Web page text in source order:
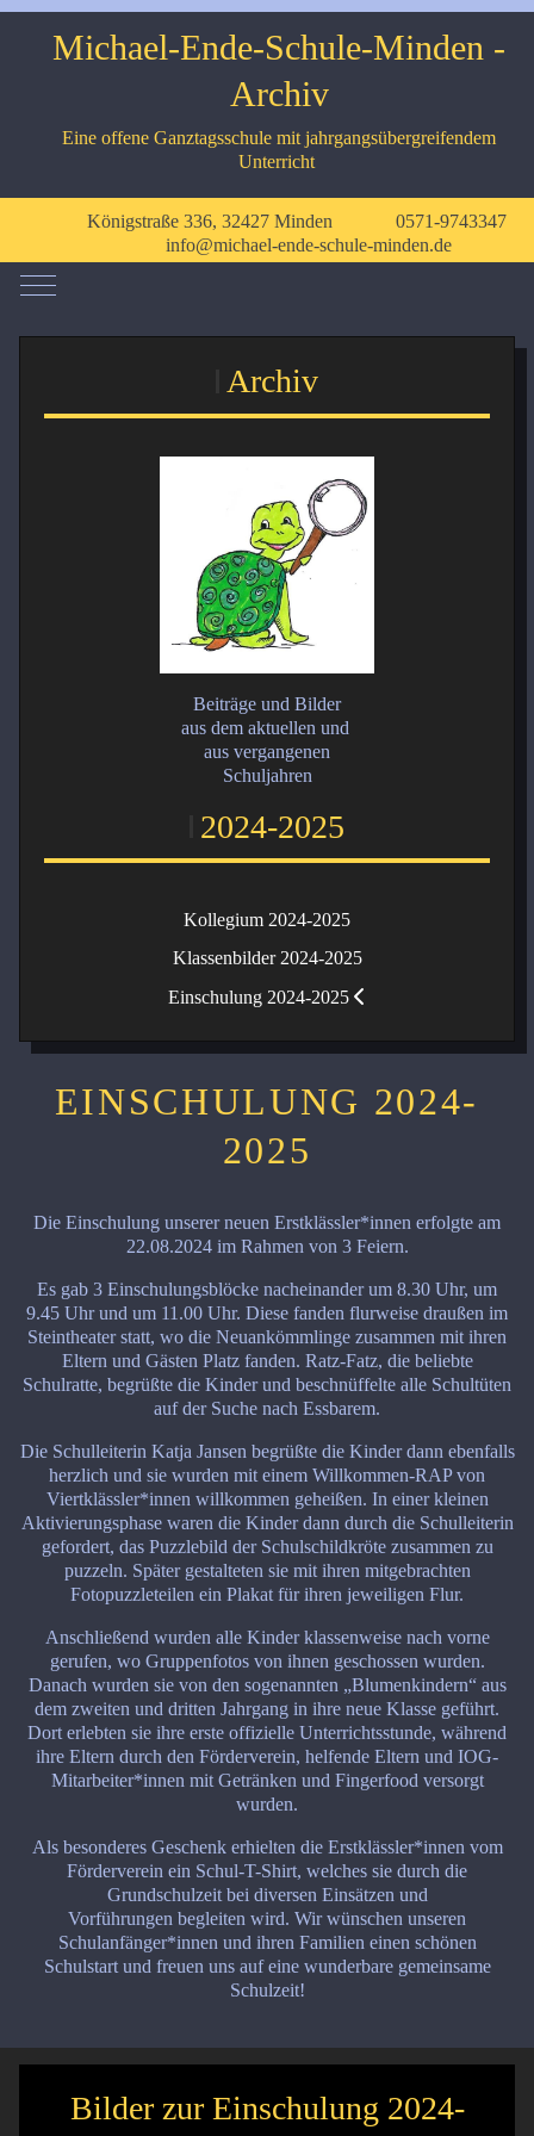
Michael-Ende-Schule-Minden -
Archiv
Eine offene Ganztagsschule mit jahrgangsübergreifendem
Unterricht
Königstraße 336, 32427 Minden
0571-9743347
info@michael-ende-schule-minden.de
Mobile Menu Toggle
Archiv
Beiträge und Bilder
aus dem aktuellen und
aus vergangenen
Schuljahren
2024-2025
Kollegium 2024-2025
Klassenbilder 2024-2025
Einschulung 2024-2025
EINSCHULUNG 2024-
2025
Die Einschulung unserer neuen Erstklässler*innen erfolgte am
22.08.2024 im Rahmen von 3 Feiern.
Es gab 3 Einschulungsblöcke nacheinander um 8.30 Uhr, um
9.45 Uhr und um 11.00 Uhr. Diese fanden flurweise draußen im
Steintheater statt, wo die Neuankömmlinge zusammen mit ihren
Eltern und Gästen Platz fanden. Ratz-Fatz, die beliebte
Schulratte, begrüßte die Kinder und beschnüffelte alle Schultüten
auf der Suche nach Essbarem.
Die Schulleiterin Katja Jansen begrüßte die Kinder dann ebenfalls
herzlich und sie wurden mit einem Willkommen-RAP von
Viertklässler*innen willkommen geheißen. In einer kleinen
Aktivierungsphase waren die Kinder dann durch die Schulleiterin
gefordert, das Puzzlebild der Schulschildkröte zusammen zu
puzzeln. Später gestalteten sie mit ihren mitgebrachten
Fotopuzzleteilen ein Plakat für ihren jeweiligen Flur.
Anschließend wurden alle Kinder klassenweise nach vorne
gerufen, wo Gruppenfotos von ihnen geschossen wurden.
Danach wurden sie von den sogenannten „Blumenkindern“ aus
dem zweiten und dritten Jahrgang in ihre neue Klasse geführt.
Dort erlebten sie ihre erste offizielle Unterrichtsstunde, während
ihre Eltern durch den Förderverein, helfende Eltern und IOG-
Mitarbeiter*innen mit Getränken und Fingerfood versorgt
wurden.
Als besonderes Geschenk erhielten die Erstklässler*innen vom
Förderverein ein Schul-T-Shirt, welches sie durch die
Grundschulzeit bei diversen Einsätzen und
Vorführungen begleiten wird. Wir wünschen unseren
Schulanfänger*innen und ihren Familien einen schönen
Schulstart und freuen uns auf eine wunderbare gemeinsame
Schulzeit!
Bilder zur Einschulung 2024-